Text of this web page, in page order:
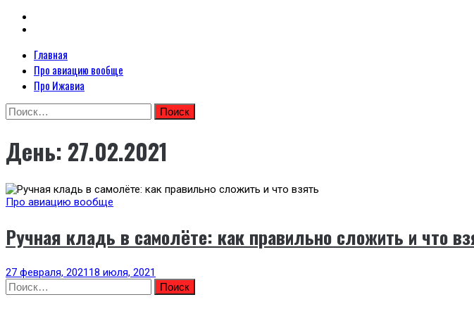
Я люблю ИжАвиа
Неофициальный сайт авиакомпании Ижавиа: Ижавиа и авиация России
PrimaryГлавная
Про авиацию вообще
Про Ижавиа
Skip
to
Найти:
День: 27.02.2021
Про авиацию вообще
Ручная кладь в самолёте: как правильно сложить и что
27 февраля, 202118 июля, 2021
Найти: